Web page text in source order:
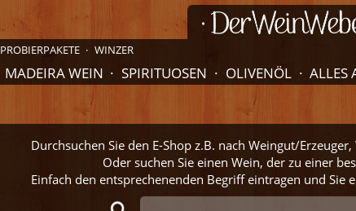
PROBIERPAKETE WINZER
MADEIRA WEIN SPIRITUOSEN OLIVENÖL ALLES
Durchsuchen Sie den E-Shop z.B. nach Weingut/
Oder suchen Sie einen Wein, der zu einer
Einfach den entsprechenenden Begriff eintragen und Sie